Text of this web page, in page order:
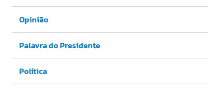
Opinião
Palavra do Presidente
Política